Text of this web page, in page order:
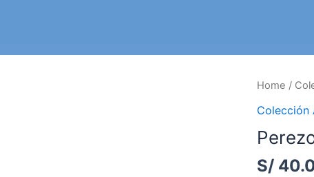
Home /
Colección
S/